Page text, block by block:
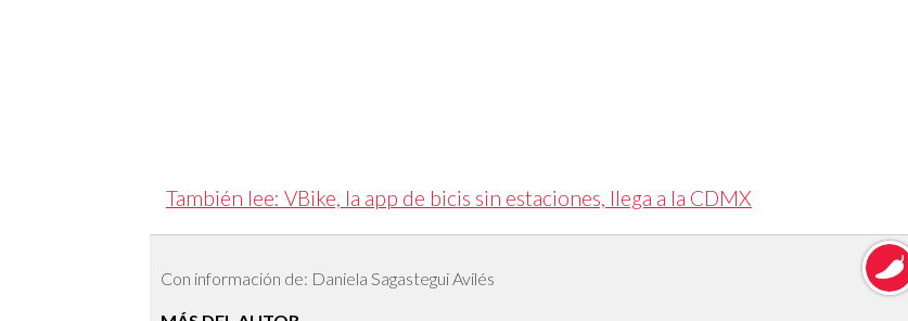
También lee: VBike, la app de bicis sin estaciones, llega a la CDMX
Con información de: Daniela Sagastegui Avilés